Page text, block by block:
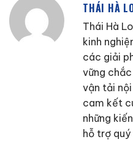
THÁI HÀ
Thái Hà
kinh
các giải
vững
vận tải
cam kết
những
hỗ trợ